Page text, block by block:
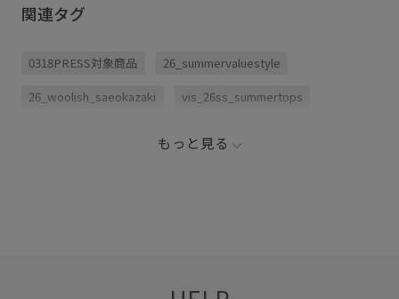
関連タグ
0318PRESS対象商品 26_summervaluestyle
26_woolish_saeokazaki vis_26ss_summertops
もっと見る